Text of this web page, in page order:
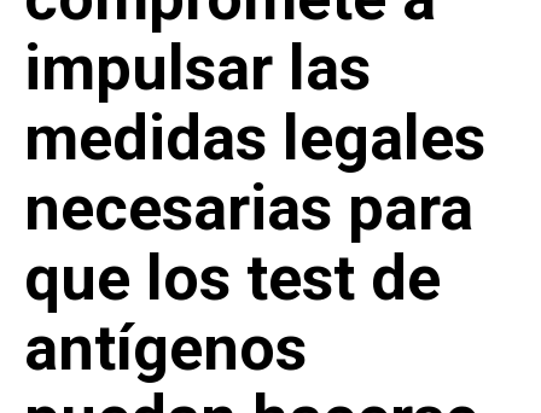
impulsar las
medidas legales
necesarias para
que los test de
antígenos